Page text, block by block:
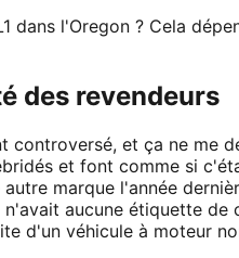
dans l'Oregon ? Cela
des revendeurs
controversé, et ça ne me
et font comme si
marque l'année
aucune étiquette
d'un véhicule à moteur